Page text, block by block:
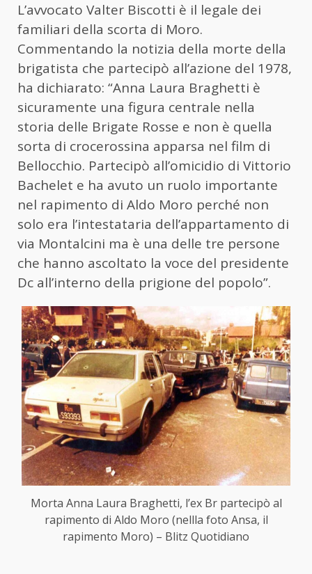
L’avvocato Valter Biscotti è il legale dei
familiari della scorta di Moro.
Commentando la notizia della morte della
brigatista che partecipò all’azione del 1978,
ha dichiarato: “Anna Laura Braghetti è
sicuramente una figura centrale nella
storia delle Brigate Rosse e non è quella
sorta di crocerossina apparsa nel film di
Bellocchio. Partecipò all’omicidio di Vittorio
Bachelet e ha avuto un ruolo importante
nel rapimento di Aldo Moro perché non
solo era l’intestataria dell’appartamento di
via Montalcini ma è una delle tre persone
che hanno ascoltato la voce del presidente
Dc all’interno della prigione del popolo”.
Morta Anna Laura Braghetti, l’ex Br partecipò al
rapimento di Aldo Moro (nellla foto Ansa, il
rapimento Moro) – Blitz Quotidiano